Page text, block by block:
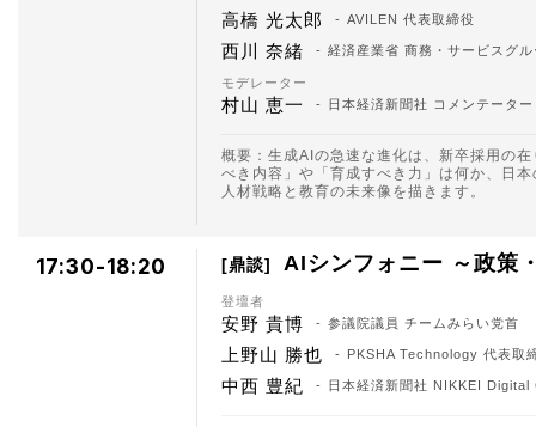
高橋 光太郎 AVILEN 代表取締役
西川 奈緒 経済産業省 商務・サービスグ
モデレーター
村山 恵一 日本経済新聞社 コメンテーター
概要：生成AIの急速な進化は、新卒採用の
べき内容」や「育成すべき力」は何か、日
人材戦略と教育の未来像を描きます。
17:30-18:20 鼎談 AIシンフォニー ～政策
登壇者
安野 貴博 参議院議員 チームみらい党首
上野山 勝也 PKSHA Technology 代表取
中西 豊紀 日本経済新聞社 NIKKEI